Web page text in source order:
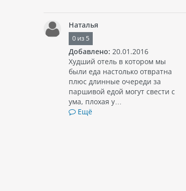
Наталья
0из 5
Добавлено: 20.01.2016
Худший отель в котором мы
были еда настолько отвратна
плюс длинные очереди за
паршивой едой могут свести с
ума, плохая у…
Ещё